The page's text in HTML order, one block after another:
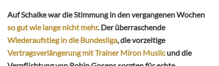
Auf Schalke war die Stimmung in den vergangenen Wochen
so gut wie lange nicht mehr. Der überraschende
Wiederaufstieg in die Bundesliga, die vorzeitige
Vertragsverlängerung mit Trainer Miron Muslicund die